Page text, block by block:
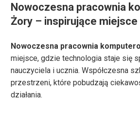
Nowoczesna pracownia
Żory – inspirujące miejsce
Nowoczesna pracownia
miejsce, gdzie technologia staje się
nauczyciela i ucznia. Współczesna
przestrzeni, które pobudzają
działania.